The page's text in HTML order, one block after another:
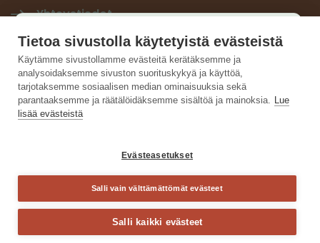
Tietoa sivustolla käytetyistä evästeistä
Käytämme sivustollamme evästeitä kerätäksemme ja
analysoidaksemme sivuston suorituskykyä ja käyttöä,
tarjotaksemme sosiaalisen median ominaisuuksia sekä
parantaaksemme ja räätälöidäksemme sisältöä ja mainoksia. Lue
lisää evästeistä
Evästeasetukset
Salli vain välttämättömät evästeet
Salli kaikki evästeet
Yhteystiedot
Tilaa Hiilineutraali-uutiskirje
Hiilineutraalisuomi LinkedInissä
Käyttäjäkysely
Auta kehittämään sivustoa ja vastaa lyhyeen
kyselyyn.
Sulje